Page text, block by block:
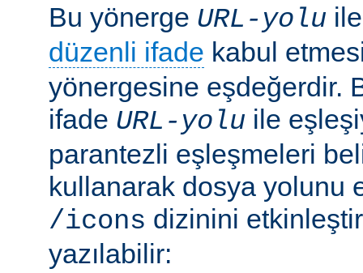
Bu yönerge URL-yolu
düzenli ifade kabul
yönergesine eşdeğerdir.
ifade URL-yolu ile
parantezli eşleşmeleri
kullanarak dosya yolunu
/icons dizinini
yazılabilir: